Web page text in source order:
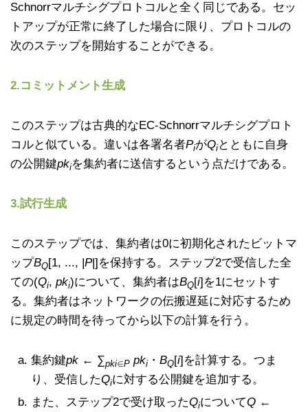
Schnorrマルチシグプロトコルと全く同じである。セッ
トアップが正常に終了した場合に限り、プロトコルの
次のステップを開始することができる。
2.コミットメント生成
このステップは古典的なEC-Schnorrマルチシグプロト
コルと似ている。違いは各署名者PiがQi とともに自身
の公開鍵pkiを集約者に送信するという点だけである。
3.試行生成
このステップでは、集約者は0に初期化されたビットマ
ップBQ[1, ..., | P|]を保持する。ステップ2で受信した全
ての(Qi, pki)について、集約者はBQ[i]を1にセットす
る。集約者はネットワークの伝搬遅延に対応するため
に規定の時間を待ってから以下の計算を行う。
集約鍵pk ← ∑pki∈P pki ・ BQ[i]を計算する。つま
り、受信したQiに対する公開鍵を追加する。
また、ステップ2で受け取ったQiについてQ ←